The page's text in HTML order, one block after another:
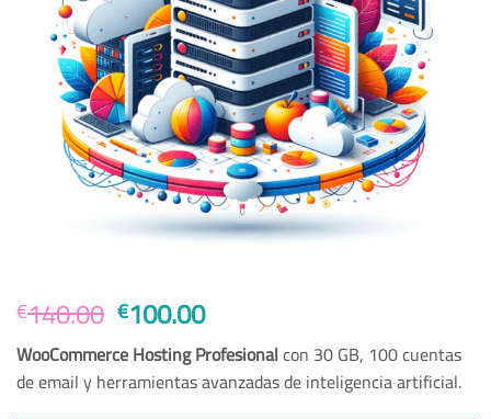
€140.00 Original
price
was:
€140.00.
€100.00Current
price
is:
€100.00.
WooCommerce Hosting Profesionalcon 30 GB, 100 cuentas
de email y herramientas avanzadas de inteligencia artificial.